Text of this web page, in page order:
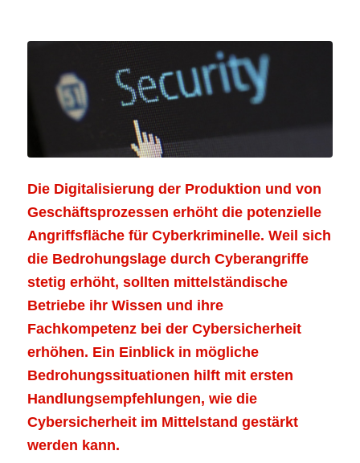
Die Digitalisierung der Produktion und von
Geschäftsprozessen erhöht die potenzielle
Angriffsfläche für Cyberkriminelle. Weil sich
die Bedrohungslage durch Cyberangriffe
stetig erhöht, sollten mittelständische
Betriebe ihr Wissen und ihre
Fachkompetenz bei der Cybersicherheit
erhöhen. Ein Einblick in mögliche
Bedrohungssituationen hilft mit ersten
Handlungsempfehlungen, wie die
Cybersicherheit im Mittelstand gestärkt
werden kann.